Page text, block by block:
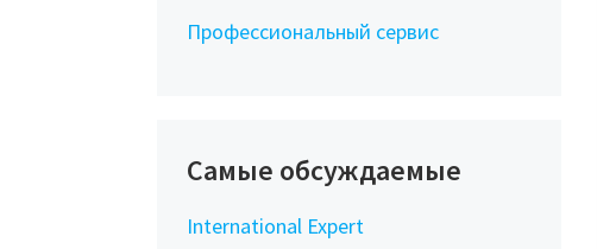
Профессиональный сервис
Самые обсуждаемые
International Expert